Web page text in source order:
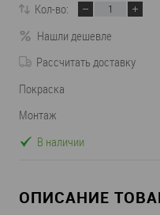
Кол-во:
Нашли дешевле
Рассчитать доставку
Покраска
Монтаж
В наличии
ОПИСАНИЕ